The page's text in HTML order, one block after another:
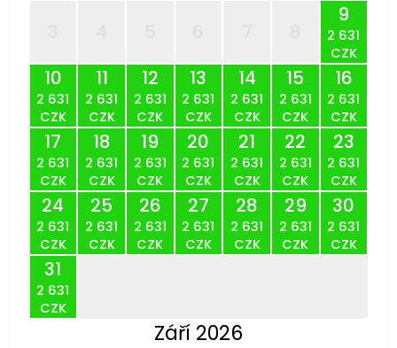
9
2 631
CZK
10
2 631
CZK
11
2 631
CZK
12
2 631
CZK
13
2 631
CZK
14
2 631
CZK
15
2 631
CZK
16
2 631
CZK
17
2 631
CZK
18
2 631
CZK
19
2 631
CZK
20
2 631
CZK
21
2 631
CZK
22
2 631
CZK
23
2 631
CZK
24
2 631
CZK
25
2 631
CZK
26
2 631
CZK
27
2 631
CZK
28
2 631
CZK
29
2 631
CZK
30
2 631
CZK
31
2 631
CZK
Září 2026